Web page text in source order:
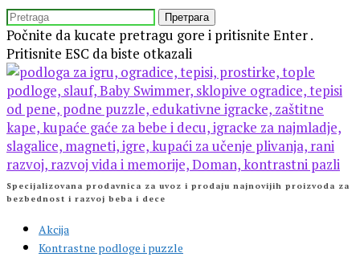
Preskočite
isecanje
TRAŽITE
Počnite da kucate pretragu gore i pritisnite Enter .
Pritisnite ESC da biste otkazali
Specijalizovana prodavnica za uvoz i prodaju najnovijih proizvoda za
bezbednost i razvoj beba i dece
Akcija
Kontrastne podloge i puzzle